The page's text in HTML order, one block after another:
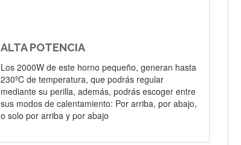
ALTA POTENCIA
Los 2000W de este horno pequeño, generan hasta
230ºC de temperatura, que podrás regular
mediante su perilla, además, podrás escoger entre
sus modos de calentamiento: Por arriba, por abajo,
o solo por arriba y por abajo